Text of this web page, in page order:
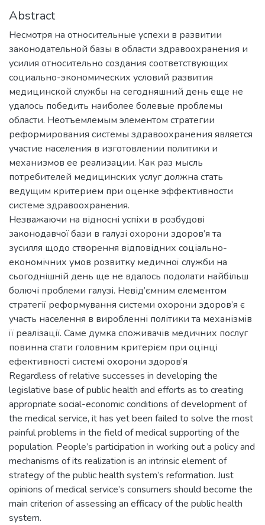
Abstract
Несмотря на относительные успехи в развитии
законодательной базы в области здравоохранения и
усилия относительно создания соответствующих
социально-экономических условий развития
медицинской службы на сегодняшний день еще не
удалось победить наиболее болевые проблемы
области. Неотъемлемым элементом стратегии
реформирования системы здравоохранения является
участие населения в изготовлении политики и
механизмов ее реализации. Как раз мысль
потребителей медицинских услуг должна стать
ведущим критерием при оценке эффективности
системе здравоохранения.
Незважаючи на відносні успіхи в розбудові
законодавчої бази в галузі охорони здоров’я та
зусилля щодо створення відповідних соціально-
економічних умов розвитку медичної служби на
сьогоднішній день ще не вдалось подолати найбільш
болючі проблеми галузі. Невід’ємним елементом
стратегії реформування системи охорони здоров’я є
участь населення в виробленні політики та механізмів
її реалізації. Саме думка споживачів медичних послуг
повинна стати головним критерієм при оцінці
ефективності системі охорони здоров’я
Regardless of relative successes in developing the
legislative base of public health and efforts as to creating
appropriate social-economic conditions of development of
the medical service, it has yet been failed to solve the most
painful problems in the field of medical supporting of the
population. People’s participation in working out a policy and
mechanisms of its realization is an intrinsic element of
strategy of the public health system’s reformation. Just
opinions of medical service’s consumers should become the
main criterion of assessing an efficacy of the public health
system.